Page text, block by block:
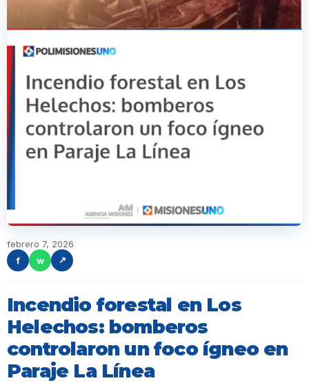
febrero 7, 2026
f
w ↗
Incendio forestal en Los
Helechos: bomberos
controlaron un foco ígneo en
Paraje La Línea